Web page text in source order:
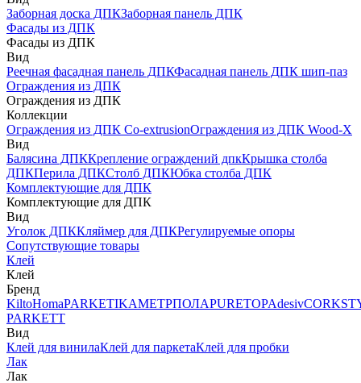
Заборная доска ДПКЗаборная панель ДПК
Фасады из ДПК
Фасады из ДПК
Вид
Реечная фасадная панель ДПКФасадная панель ДПК шип-паз
Ограждения из ДПК
Ограждения из ДПК
Коллекции
Ограждения из ДПК Co-extrusionОграждения из ДПК Wood-X
Вид
Балясина ДПККрепление ограждений дпкКрышка столба
ДПКПерила ДПКСтолб ДПКЮбка столба ДПК
Комплектующие для ДПК
Комплектующие для ДПК
Вид
Уголок ДПККляймер для ДПКРегулируемые опоры
Сопутствующие товары
Клей
Клей
Бренд
KiltoHomaPARKETIKAМЕТРПОЛАPURETOPAdesiv
PARKETT
Вид
Клей для винилаКлей для паркетаКлей для пробки
Лак
Лак